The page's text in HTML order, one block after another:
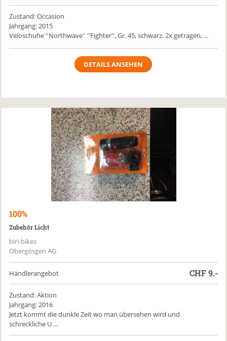
Zustand: Occasion
Jahrgang: 2015
Veloschuhe ''Northwave'' ''Fighter'', Gr. 45, schwarz, 2x getragen, ...
DETAILS ANSEHEN
100%
Zubehör Licht
biri-bikes
Obergösgen AG
Händlerangebot CHF9.-
Zustand: Aktion
Jahrgang: 2016
Jetzt kommt die dunkle Zeit wo man übersehen wird und
schreckliche U ...